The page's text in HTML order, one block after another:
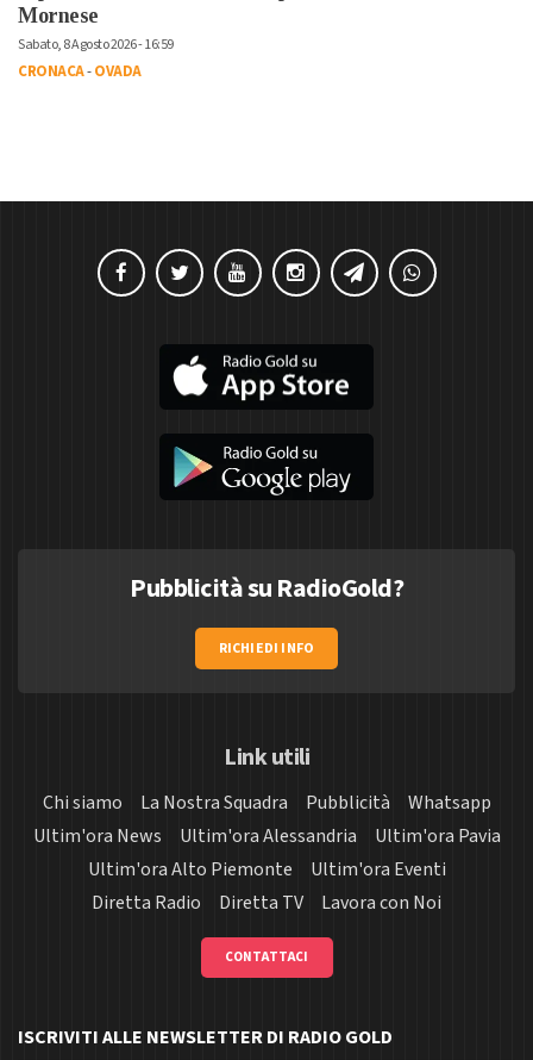
Mornese
Sabato, 8 Agosto 2026 - 16:59
CRONACA-OVADA
Pubblicità su RadioGold?
RICHIEDI INFO
Link utili
Chi siamo La Nostra Squadra Pubblicità
Whatsapp
Ultim'ora News
Ultim'ora Alessandria
Ultim'ora Pavia
Ultim'ora Alto Piemonte
Ultim'ora Eventi
Diretta Radio
Diretta TV Lavora con Noi
CONTATTACI
ISCRIVITI ALLE NEWSLETTER DI RADIO GOLD